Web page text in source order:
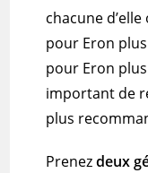
chacune
pour Eron plus
pour Eron
important de
plus
Prenezdeux